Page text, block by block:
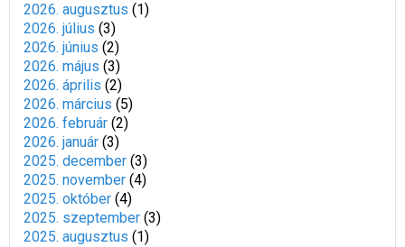
2026. augusztus (1)
2026. július (3)
2026. június (2)
2026. május (3)
2026. április (2)
2026. március (5)
2026. február (2)
2026. január (3)
2025. december (3)
2025. november (4)
2025. október (4)
2025. szeptember (3)
2025. augusztus (1)